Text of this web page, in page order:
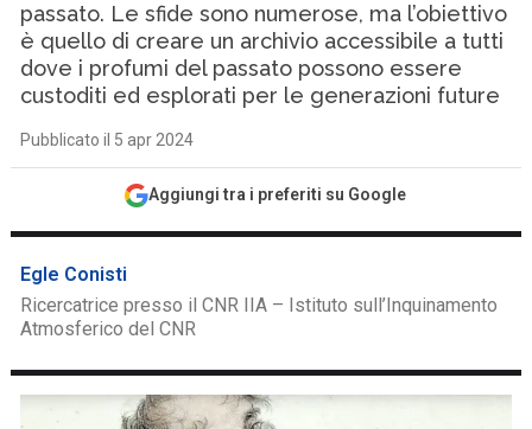
passato. Le sfide sono numerose, ma l’obiettivo
è quello di creare un archivio accessibile a tutti
dove i profumi del passato possono essere
custoditi ed esplorati per le generazioni future
Pubblicato il 5 apr 2024
Aggiungi tra i preferiti su Google
Egle Conisti
Ricercatrice presso il CNR IIA – Istituto sull’Inquinamento
Atmosferico del CNR